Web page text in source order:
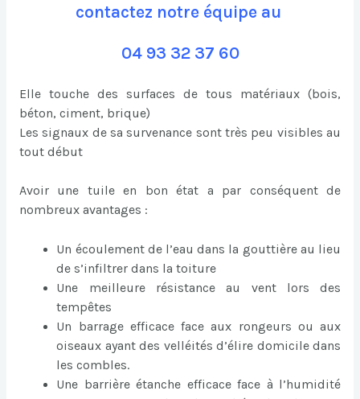
contactez notre équipe au
04 93 32 37 60
Elle touche des surfaces de tous matériaux (bois,
béton, ciment, brique)
Les signaux de sa survenance sont très peu visibles au
tout début
Avoir une tuile en bon état a par conséquent de
nombreux avantages :
Un écoulement de l’eau dans la gouttière au lieu
de s’infiltrer dans la toiture
Une meilleure résistance au vent lors des
tempêtes
Un barrage efficace face aux rongeurs ou aux
oiseaux ayant des velléités d’élire domicile dans
les combles.
Une barrière étanche efficace face à l’humidité